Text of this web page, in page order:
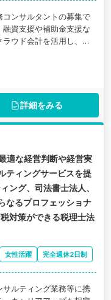
ンサルタントの募集で
資支援や補助金支援な
ウド会計を活用し、中
る環境です。
詳細をみる
適な経営判断や経営実
ティングサービスを提
ング、司法書士法人、
なるプロフェッショナ
対策ができる税理士法
女性活躍 完全週休2日制
ルティング業務等に携